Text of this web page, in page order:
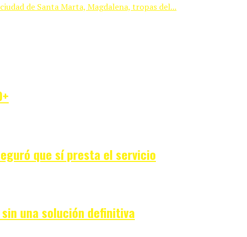
de Santa Marta, Magdalena, tropas del...
que sí presta el servicio
una solución definitiva